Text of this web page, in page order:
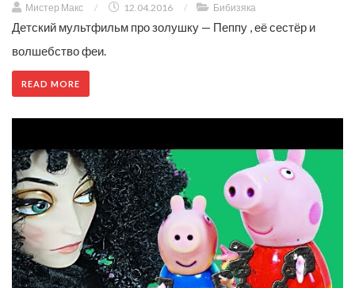
Мистер Макс / 12.04.2016 / Бибизяка
Детский мультфильм про золушку — Пеппу , её сестёр и
волшебство феи.
READ MORE